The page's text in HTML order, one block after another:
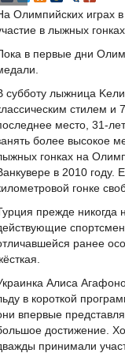
Олимпийских играх
в лыжных
в первые дни
субботу лыжница
стилем и
место, 31-
более высокое
гонках на
в 2010 году.
гонке
прежде никогда
ранее
Алиса
в короткой
впервые
достижение.
принимали